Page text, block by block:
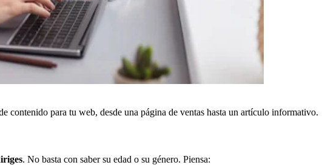
contenido para tu web, desde una página de ventas hasta un artículo informativo.
. No basta con saber su edad o su género. Piensa: